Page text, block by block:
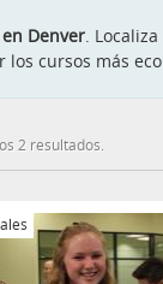
Denver.
cursos más
2 resultados.